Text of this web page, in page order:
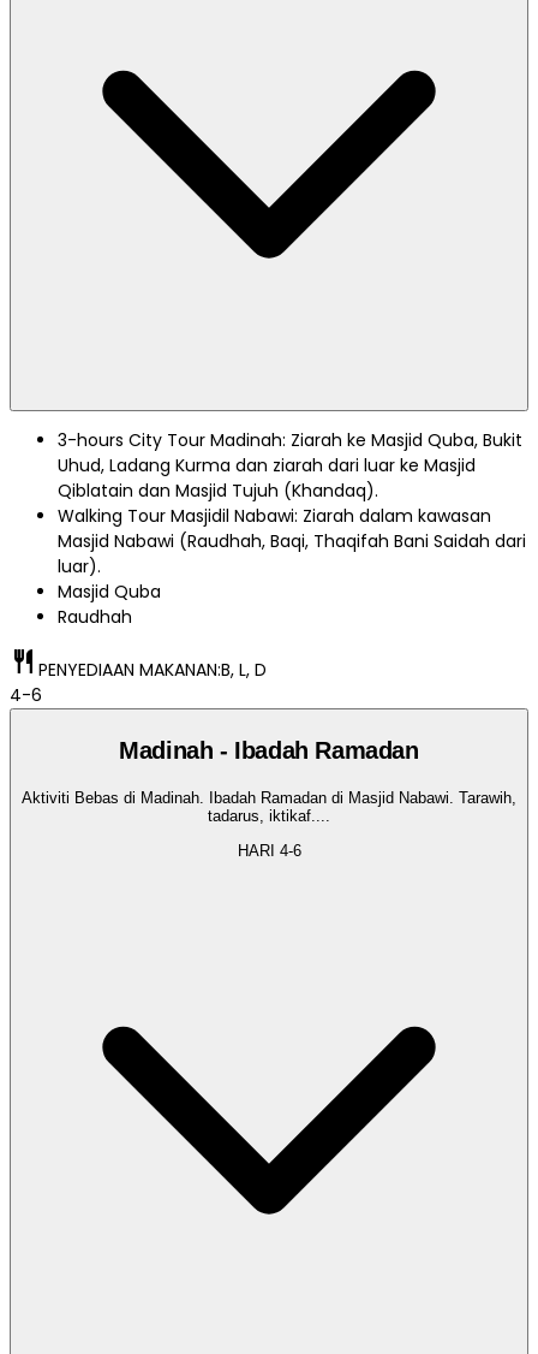
3-hours City Tour Madinah: Ziarah ke Masjid Quba, Bukit
Uhud, Ladang Kurma dan ziarah dari luar ke Masjid
Qiblatain dan Masjid Tujuh (Khandaq).
Walking Tour Masjidil Nabawi: Ziarah dalam kawasan
Masjid Nabawi (Raudhah, Baqi, Thaqifah Bani Saidah dari
luar).
Masjid Quba
Raudhah
restaurant PENYEDIAAN MAKANAN:B, L, D
4-6
Madinah - Ibadah Ramadan
Aktiviti Bebas di Madinah. Ibadah Ramadan di Masjid Nabawi. Tarawih,
tadarus, iktikaf....
HARI 4-6